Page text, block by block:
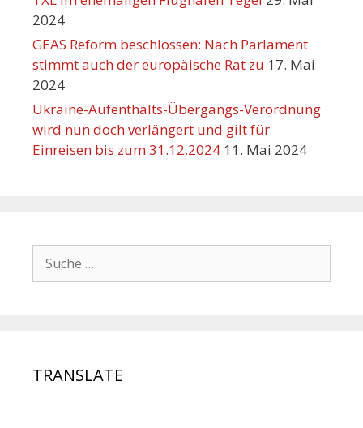
2024
GEAS Reform beschlossen: Nach Parlament
stimmt auch der europäische Rat zu 17. Mai
2024
Ukraine-Aufenthalts-Übergangs-Verordnung
wird nun doch verlängert und gilt für
Einreisen bis zum 31.12.2024 11. Mai 2024
TRANSLATE